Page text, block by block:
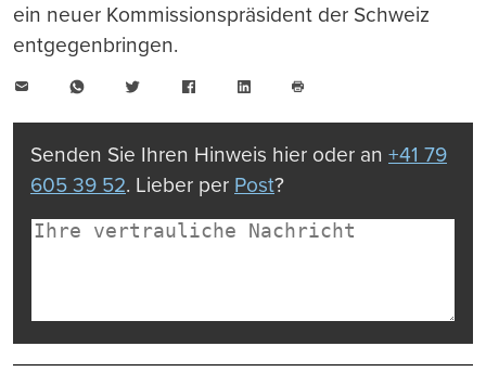
ein neuer Kommissionspräsident der Schweiz
entgegenbringen.
WhatsAppTwitter FacebookLinkedIn
drucken
Senden Sie Ihren Hinweis hier oder an +41 79
605 39 52. Lieber per Post?